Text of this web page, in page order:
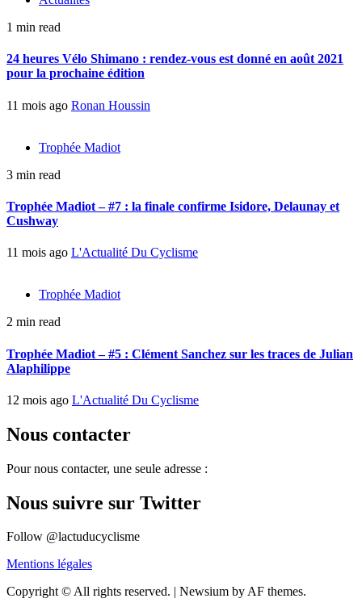
1 min read
24 heures Vélo Shimano : rendez-vous est donné en août 2021
pour la prochaine édition
11 mois ago Ronan Houssin
Trophée Madiot
3 min read
Trophée Madiot – #7 : la finale confirme Isidore, Delaunay et
Cushway
11 mois ago L'Actualité Du Cyclisme
Trophée Madiot
2 min read
Trophée Madiot – #5 : Clément Sanchez sur les traces de Julian
Alaphilippe
12 mois ago L'Actualité Du Cyclisme
Nous contacter
Pour nous contacter, une seule adresse :
Nous suivre sur Twitter
Follow @lactuducyclisme
Mentions légales
Copyright © All rights reserved. | Newsium by AF themes.